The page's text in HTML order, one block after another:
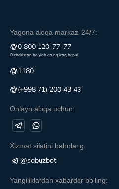
Yagona aloqa markazi 24/7:
0 800 120-77-77
O‘zbekiston bo‘ylab qo‘ng‘iroq bepul
1180
(+998 71) 200 43 43
Onlayn aloqa uchun:
Xizmat sifatini baholang:
@sqbuzbot
Yangiliklardan xabardor bo'ling: